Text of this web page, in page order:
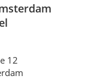
12